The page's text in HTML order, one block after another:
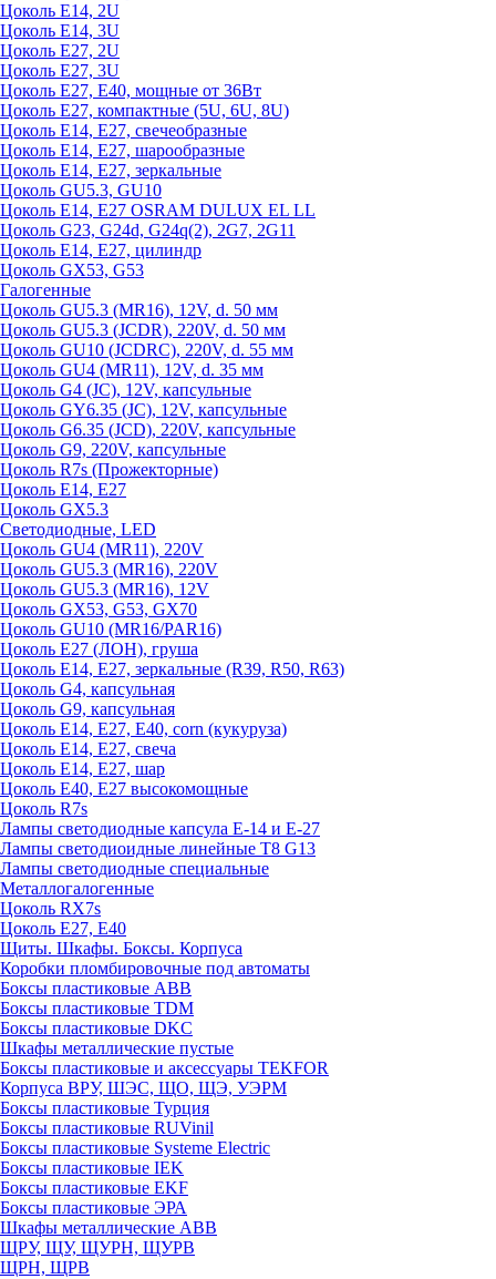
Цоколь Е14, 2U
Цоколь Е14, 3U
Цоколь Е27, 2U
Цоколь Е27, 3U
Цоколь Е27, Е40, мощные от 36Вт
Цоколь Е27, компактные (5U, 6U, 8U)
Цоколь Е14, Е27, свечеобразные
Цоколь Е14, Е27, шарообразные
Цоколь Е14, Е27, зеркальные
Цоколь GU5.3, GU10
Цоколь Е14, Е27 OSRAM DULUX EL LL
Цоколь G23, G24d, G24q(2), 2G7, 2G11
Цоколь Е14, Е27, цилиндр
Цоколь GX53, G53
Галогенные
Цоколь GU5.3 (MR16), 12V, d. 50 мм
Цоколь GU5.3 (JCDR), 220V, d. 50 мм
Цоколь GU10 (JCDRC), 220V, d. 55 мм
Цоколь GU4 (MR11), 12V, d. 35 мм
Цоколь G4 (JC), 12V, капсульные
Цоколь GY6.35 (JC), 12V, капсульные
Цоколь G6.35 (JCD), 220V, капсульные
Цоколь G9, 220V, капсульные
Цоколь R7s (Прожекторные)
Цоколь E14, E27
Цоколь GX5.3
Светодиодные, LED
Цоколь GU4 (MR11), 220V
Цоколь GU5.3 (MR16), 220V
Цоколь GU5.3 (MR16), 12V
Цоколь GX53, G53, GX70
Цоколь GU10 (MR16/PAR16)
Цоколь Е27 (ЛОН), груша
Цоколь Е14, Е27, зеркальные (R39, R50, R63)
Цоколь G4, капсульная
Цоколь G9, капсульная
Цоколь Е14, Е27, Е40, corn (кукуруза)
Цоколь Е14, Е27, свеча
Цоколь Е14, Е27, шар
Цоколь Е40, Е27 высокомощные
Цоколь R7s
Лампы светодиодные капсула Е-14 и Е-27
Лампы светодиоидные линейные T8 G13
Лампы светодиодные специальные
Металлогалогенные
Цоколь RX7s
Цоколь Е27, E40
Щиты. Шкафы. Боксы. Корпуса
Коробки пломбировочные под автоматы
Боксы пластиковые ABB
Боксы пластиковые TDM
Боксы пластиковые DKC
Шкафы металлические пустые
Боксы пластиковые и аксессуары TEKFOR
Корпуса ВРУ, ШЭС, ЩО, ЩЭ, УЭРМ
Боксы пластиковые Турция
Боксы пластиковые RUVinil
Боксы пластиковые Systeme Electric
Боксы пластиковые IEK
Боксы пластиковые EKF
Боксы пластиковые ЭРА
Шкафы металлические ABB
ЩРУ, ЩУ, ЩУРН, ЩУРВ
ЩРН, ЩРВ